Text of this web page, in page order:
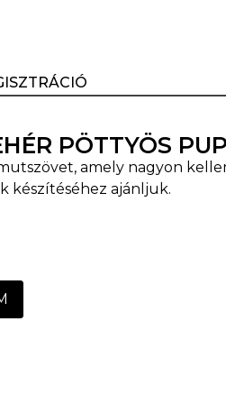
PÖTTYÖS
amely nagyon
készítéséhez ajánljuk.